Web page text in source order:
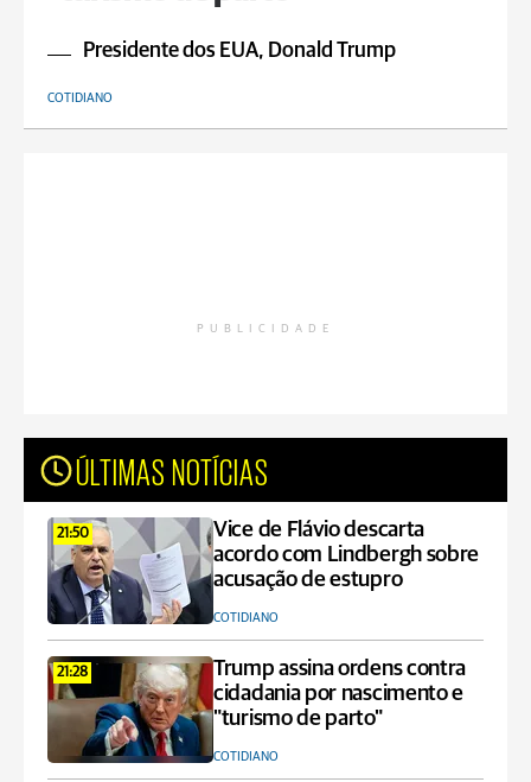
Presidente dos EUA, Donald Trump
COTIDIANO
PUBLICIDADE
ÚLTIMAS NOTÍCIAS
21:50
Vice de Flávio descarta
acordo com Lindbergh sobre
acusação de estupro
COTIDIANO
21:28
Trump assina ordens contra
cidadania por nascimento e
"turismo de parto"
COTIDIANO